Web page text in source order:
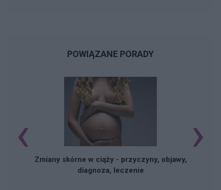
POWIĄZANE PORADY
Zmiany skórne w ciąży - przyczyny, objawy,
diagnoza, leczenie
‹ ›